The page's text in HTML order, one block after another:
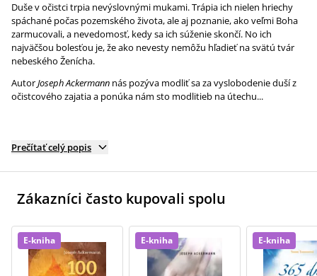
Duše v očistci trpia nevýslovnými mukami. Trápia ich nielen hriechy
spáchané počas pozemského života, ale aj poznanie, ako veľmi Boha
zarmucovali, a nevedomosť, kedy sa ich súženie skončí. No ich
najväčšou bolesťou je, že ako nevesty nemôžu hľadieť na svätú tvár
nebeského Ženícha.
AutorJoseph Ackermann nás pozýva modliť sa za vyslobodenie duší z
očistcového zajatia a ponúka nám sto modlitieb na útechu...
Prečítať celý popis
Zákazníci často kupovali spolu
E-kniha E-kniha E-kniha